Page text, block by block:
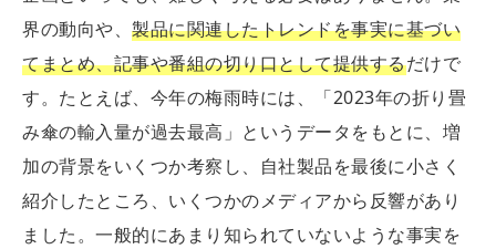
界の動向や、 製品に関連したトレンドを事実に基づい
てまとめ、記事や番組の切り口として提供するだけで
す。たとえば、今年の梅雨時には、「2023年の折り畳
み傘の輸入量が過去最高」というデータをもとに、増
加の背景をいくつか考察し、自社製品を最後に小さく
紹介したところ、いくつかのメディアから反響があり
ました。一般的にあまり知られていないような事実を